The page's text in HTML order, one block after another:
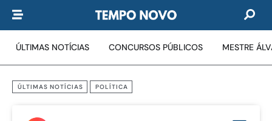
ÚLTIMAS NOTÍCIAS CONCURSOS PÚBLICOS MESTRE
ÚLTIMAS NOTÍCIAS POLÍTICA